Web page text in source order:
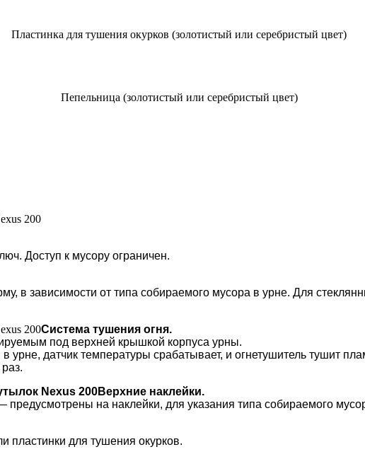
Пластинка для тушения окурков (золотистый или серебристый цвет)
Пепельница (золотистый или серебристый цвет)
Доступ к мусору ограничен.
в зависимости от типа собираемого мусора в урне. Для
Система тушения огня.
под верхней крышкой корпуса урны.
урне, датчик температуры срабатывает, и огнетушитель тушит
Верхние наклейки.
на наклейки, для указания типа собираемого
пластинки для тушения окурков.